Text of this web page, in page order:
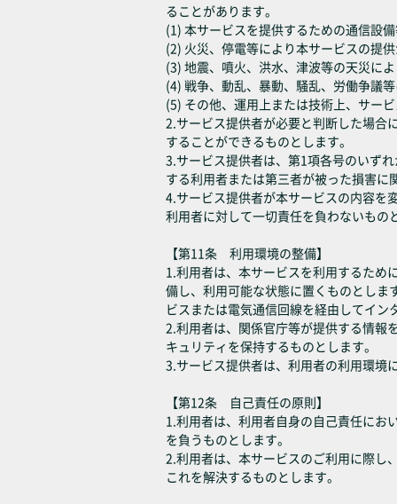
ることがあります。
(1) 本サービスを提供するための通信設
(2) 火災、停電等により本サービスの提
(3) 地震、噴火、洪水、津波等の天災に
(4) 戦争、動乱、暴動、騒乱、労働争議
(5) その他、運用上または技術上、サー
2.サービス提供者が必要と判断した場合
することができるものとします。
3.サービス提供者は、第1項各号のいず
する利用者または第三者が被った損害
4.サービス提供者が本サービスの内容を
利用者に対して一切責任を負わないもの
【第11条 利用環境の整備】
1.利用者は、本サービスを利用するため
備し、利用可能な状態に置くものとし
ビスまたは電気通信回線を経由してイ
2.利用者は、関係官庁等が提供する情報
キュリティを保持するものとします。
3.サービス提供者は、利用者の利用環境
【第12条 自己責任の原則】
1.利用者は、利用者自身の自己責任にお
を負うものとします。
2.利用者は、本サービスのご利用に際し
これを解決するものとします。